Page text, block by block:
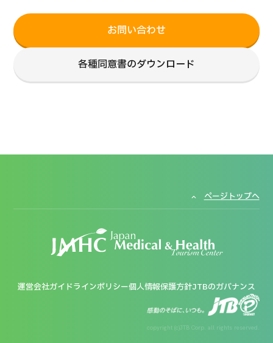
お問い合わせ
各種同意書のダウンロード
ページトップへ
運営会社ガイドラインポリシー個人情報保護方針JTBのガバナンス
copyright (c)JTB Corp. all rights reserved.